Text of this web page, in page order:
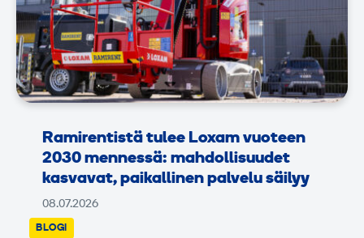
Ramirentistä tulee Loxam vuoteen
2030 mennessä: mahdollisuudet
kasvavat, paikallinen palvelu säilyy
08.07.2026
BLOGI